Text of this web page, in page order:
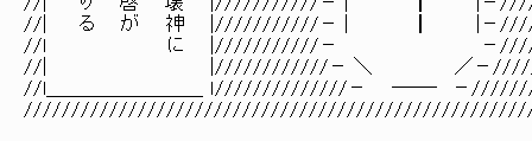
//| る が 神 |///////////－ | ┃ |－
//l に |///////////－ －
//| |////////////－ ＼ ／－
//l＿＿＿＿＿＿＿＿_ ｌ//////////////－ ――‐ －